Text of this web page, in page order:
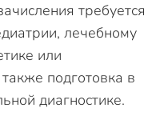
требуется
лечебному
или
подготовка в
диагностике.